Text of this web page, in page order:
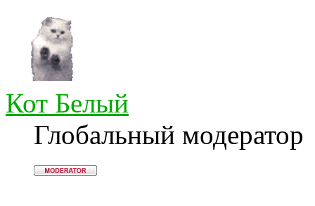
Кот Белый
Глобальный модератор